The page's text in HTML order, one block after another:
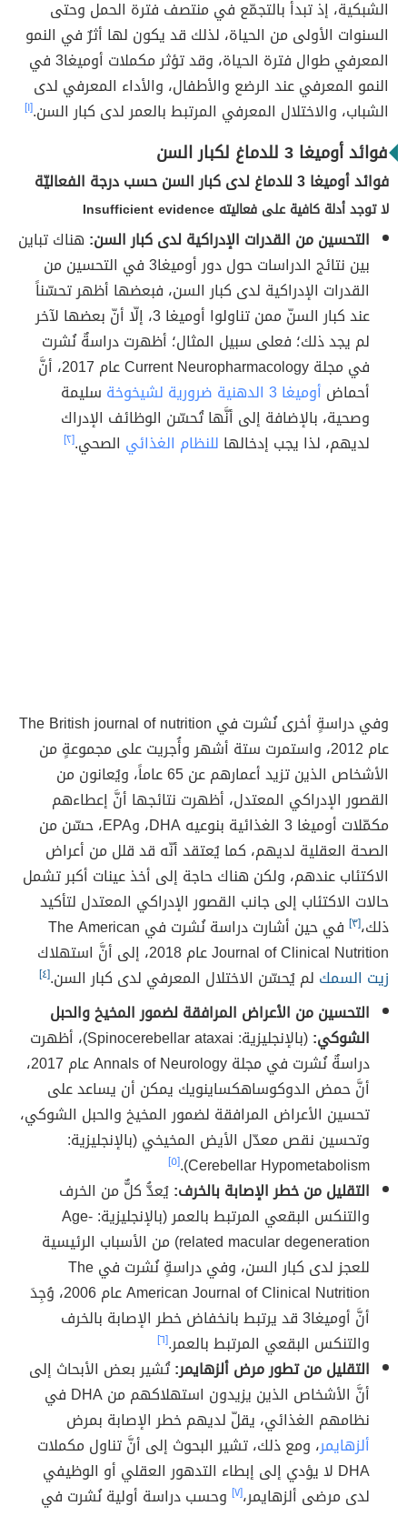
الشبكية، إذ تبدأ بالتجمّع في منتصف فترة الحمل وحتى
السنوات الأولى من الحياة، لذلك قد يكون لها أثرٌ في النمو
المعرفي طوال فترة الحياة، وقد تؤثر مكملات أوميغا3 في
النمو المعرفي عند الرضع والأطفال، والأداء المعرفي لدى
الشباب، والاختلال المعرفي المرتبط بالعمر لدى كبار السن.[١]
فوائد أوميغا 3 للدماغ لكبار السن
فوائد أوميغا 3 للدماغ لدى كبار السن حسب درجة الفعاليّة
لا توجد أدلة كافية على فعاليته Insufficient evidence
التحسين من القدرات الإدراكية لدى كبار السن: هناك تباين
بين نتائج الدراسات حول دور أوميغا3 في التحسين من
القدرات الإدراكية لدى كبار السن، فبعضها أظهر تحسّناً
عند كبار السنّ ممن تناولوا أوميغا 3، إلّا أنّ بعضها لآخر
لم يجد ذلك؛ فعلى سبيل المثال؛ أظهرت دراسةٌ نُشرت
في مجلة Current Neuropharmacology عام 2017، أنَّ
أحماض أوميغا 3 الدهنية ضرورية لشيخوخة سليمة
وصحية، بالإضافة إلى أنَّها تُحسّن الوظائف الإدراك
لديهم، لذا يجب إدخالها للنظام الغذائي الصحي.[٢]
وفي دراسةٍ أخرى نُشرت في The British journal of nutrition
عام 2012، واستمرت ستة أشهر وأُجريت على مجموعةٍ من
الأشخاص الذين تزيد أعمارهم عن 65 عاماً، ويُعانون من
القصور الإدراكي المعتدل، أظهرت نتائجها أنَّ إعطاءهم
مكمّلات أوميغا 3 الغذائية بنوعيه DHA، وEPA، حسّن من
الصحة العقلية لديهم، كما يُعتقد أنّه قد قلل من أعراض
الاكتئاب عندهم، ولكن هناك حاجة إلى أخذ عينات أكبر تشمل
حالات الاكتئاب إلى جانب القصور الإدراكي المعتدل لتأكيد
ذلك،[٣]
في حين أشارت دراسة نُشرت في The American
Journal of Clinical Nutrition عام 2018، إلى أنَّ استهلاك
زيت السمك لم يُحسّن الاختلال المعرفي لدى كبار السن.[٤]
التحسين من الأعراض المرافقة لضمور المخيخ والحبل
الشوكي:
(بالإنجليزية: Spinocerebellar ataxai)، أظهرت
دراسةٌ نُشرت في مجلة Annals of Neurology عام 2017،
أنَّ حمض الدوكوساهكساينويك يمكن أن يساعد على
تحسين الأعراض المرافقة لضمور المخيخ والحبل الشوكي،
وتحسين نقص معدّل الأيض المخيخي (بالإنجليزية:
Cerebellar Hypometabolism). [٥]
التقليل من خطر الإصابة بالخرف:يُعدُّ كلٌّ من الخرف
والتنكس البقعي المرتبط بالعمر (بالإنجليزية: Age-
related macular degeneration) من الأسباب الرئيسية
للعجز لدى كبار السن، وفي دراسةٍ نُشرت في The
American Journal of Clinical Nutrition عام 2006، وُجِدَ
أنَّ أوميغا3 قد يرتبط بانخفاض خطر الإصابة بالخرف
والتنكس البقعي المرتبط بالعمر.[٦]
التقليل من تطور مرض ألزهايمر:تُشير بعض الأبحاث إلى
أنَّ الأشخاص الذين يزيدون استهلاكهم من DHA في
نظامهم الغذائي، يقلّ لديهم خطر الإصابة بمرض
ألزهايمر، ومع ذلك، تشير البحوث إلى أنَّ تناول مكملات
DHA لا يؤدي إلى إبطاء التدهور العقلي أو الوظيفي
لدى مرضى ألزهايمر،[٧] وحسب دراسة أولية نُشرت في